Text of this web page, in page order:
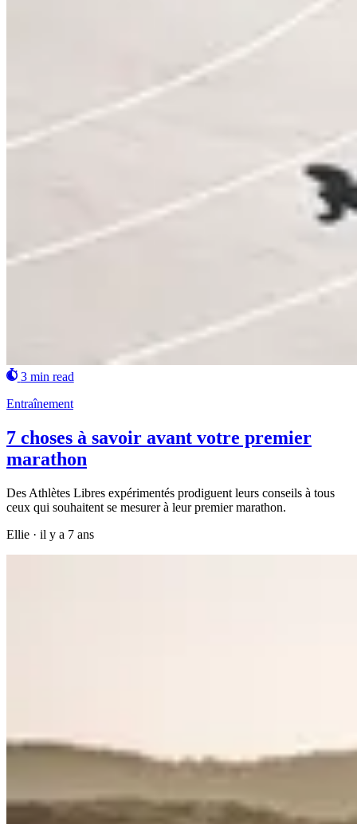
3 min read
Entraînement
7 choses à savoir avant votre premier
marathon
Des Athlètes Libres expérimentés prodiguent leurs conseils à tous
ceux qui souhaitent se mesurer à leur premier marathon.
Ellie · il y a 7 ans